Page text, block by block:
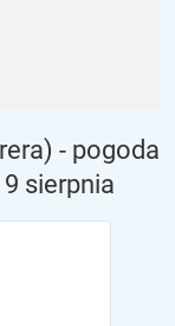
- pogoda
sierpnia